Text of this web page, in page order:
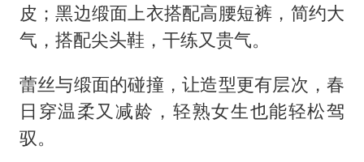
皮；黑边缎面上衣搭配高腰短裤，简约大
气，搭配尖头鞋，干练又贵气。
蕾丝与缎面的碰撞，让造型更有层次，春
日穿温柔又减龄，轻熟女生也能轻松驾
驭。